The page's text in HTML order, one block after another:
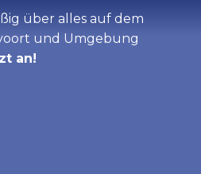
über alles auf dem
und Umgebung
an!